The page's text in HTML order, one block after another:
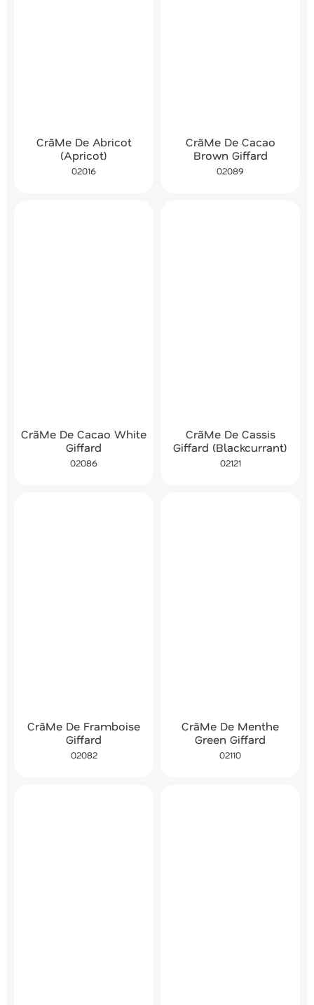
CrãMe De Abricot
(Apricot)
02016
CrãMe De Cacao
Brown Giffard
02089
CrãMe De Cacao White
Giffard
02086
CrãMe De Cassis
Giffard (Blackcurrant)
02121
CrãMe De Framboise
Giffard
02082
CrãMe De Menthe
Green Giffard
02110